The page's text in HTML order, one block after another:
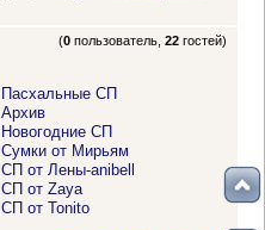
(0 пользователь,22 гостей)
Пасхальные СП
Архив
Новогодние СП
Сумки от Мирьям
СП от Лены-anibell
СП от Zaya
СП от Tonito